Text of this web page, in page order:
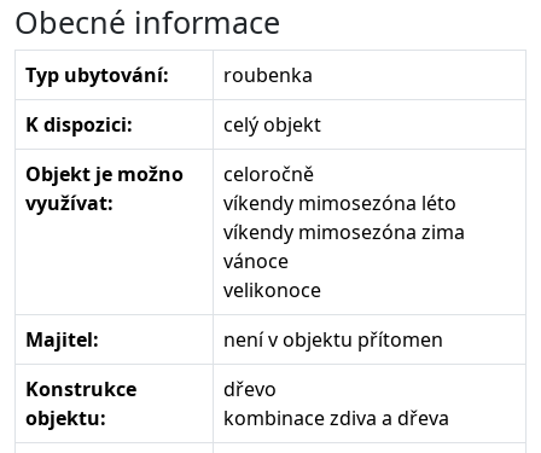
Obecné informace
Typ ubytování:
roubenka
K dispozici:
celý objekt
Objekt je možno
využívat:
celoročně
víkendy mimosezóna léto
víkendy mimosezóna zima
vánoce
velikonoce
Majitel:
není v objektu přítomen
Konstrukce
objektu:
dřevo
kombinace zdiva a dřeva